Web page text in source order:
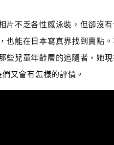
片不乏各性感泳裝，但卻沒
也能在日本寫真界找到賣點
些兒童年齡層的追隨者，她
又會有怎樣的評價。